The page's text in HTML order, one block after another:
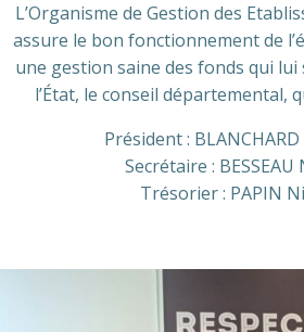
L’Organisme de Gestion des
assure le bon fonctionnement de
une gestion saine des fonds qui
l’État, le conseil départemental,
Président :
Secrétaire : BESSEAU
Trésorier : PAPIN